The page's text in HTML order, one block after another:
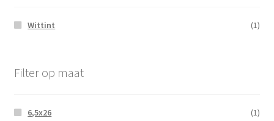
Wittint (1)
Filter op maat
6,5x26 (1)